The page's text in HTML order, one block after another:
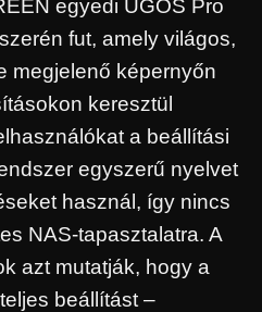
egyedi UGOS Pro
fut, amely világos,
megjelenő képernyőn
keresztül
a beállítási
egyszerű nyelvet
használ, így nincs
NAS-tapasztalatra. A
azt mutatják, hogy a
beállítást –